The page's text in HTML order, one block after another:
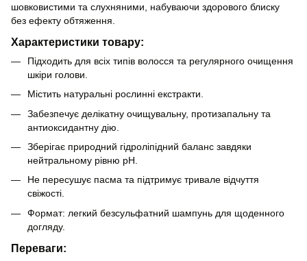
шовковистими та слухняними, набуваючи здорового блиску
без ефекту обтяження.
Характеристики товару:
Підходить для всіх типів волосся та регулярного очищення
шкіри голови.
Містить натуральні рослинні екстракти.
Забезпечує делікатну очищувальну, протизапальну та
антиоксидантну дію.
Зберігає природний гідроліпідний баланс завдяки
нейтральному рівню рН.
Не пересушує пасма та підтримує тривале відчуття
свіжості.
Формат: легкий безсульфатний шампунь для щоденного
догляду.
Переваги: